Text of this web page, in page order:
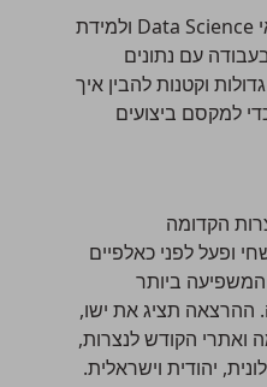
נועה וייס היא יועצת לנושאי Data Science ולמידת
נסיון בעבודה עם נתונים
וקטנות להבין איך
למקסם ביצועים
הקדומה
ופעל לפני כאלפיים
ביותר
ההרצאה תציג את ישו,
ואתרי הקודש לנצרות,
יהודית וישראלית.